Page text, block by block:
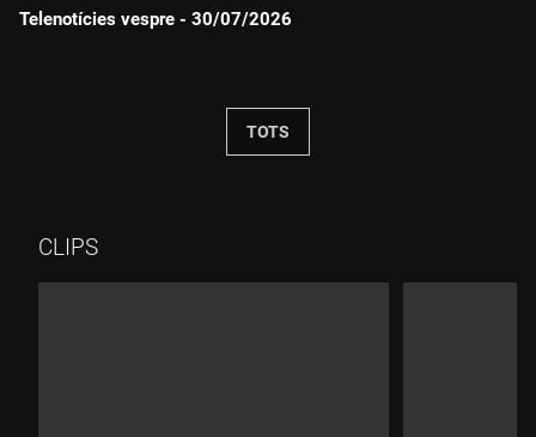
Telenotícies vespre - 30/07/2026
TOTS
CLIPS